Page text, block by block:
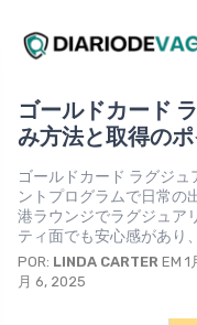
ゴールドカード
み方法と取得のポ
ゴールドカード ラグジ
ントプログラムで日常の
港ラウンジでラグジュア
ティ面でも安心感があり
POR: LINDA CARTER EM
月 6, 2025